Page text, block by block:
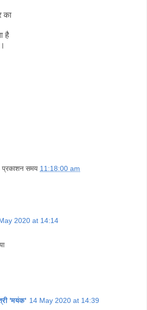
का
है
प्रकाशन समय 11:18:00 am
2020 at 14:14
'मयंक' 14 May 2020 at 14:39